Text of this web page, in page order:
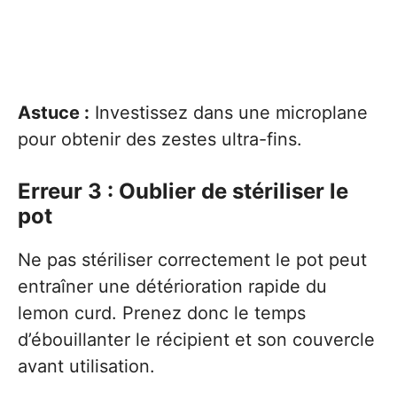
Astuce : Investissez dans une microplane
pour obtenir des zestes ultra-fins.
Erreur 3 : Oublier de stériliser le
pot
Ne pas stériliser correctement le pot peut
entraîner une détérioration rapide du
lemon curd. Prenez donc le temps
d’ébouillanter le récipient et son couvercle
avant utilisation.